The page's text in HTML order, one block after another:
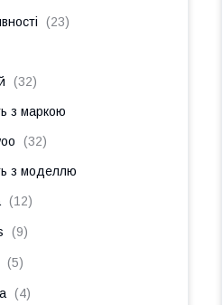
23
32
з маркою
32
з моделлю
12
9
5
4